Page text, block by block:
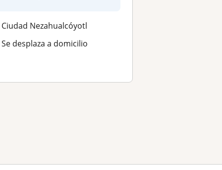
Ciudad Nezahualcóyotl
Se desplaza a domicilio